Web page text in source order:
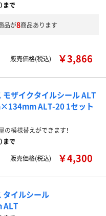
まで
品が8商品あります
販売価格(税込)
￥3,866
モザイクタイルシール ALT
ALT-20 1セット
模様替えができます！
まで
販売価格(税込)
￥4,300
タイルシール